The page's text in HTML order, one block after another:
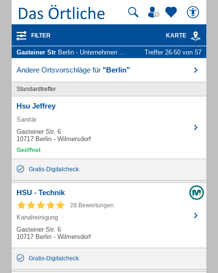
FILTER KARTE
Gasteiner Str Berlin - Unternehmen und Personen Treffer 26-50 von 57
Andere Ortsvorschläge für "Berlin"
Standardtreffer
Hsu Jeffrey
Sanitär
Gasteiner Str. 6
10717 Berlin - Wilmersdorf
Gratis-Digitalcheck
HSU - Technik
28 Bewertungen
Kanalreinigung
Gasteiner Str. 6
10717 Berlin - Wilmersdorf
Gratis-Digitalcheck